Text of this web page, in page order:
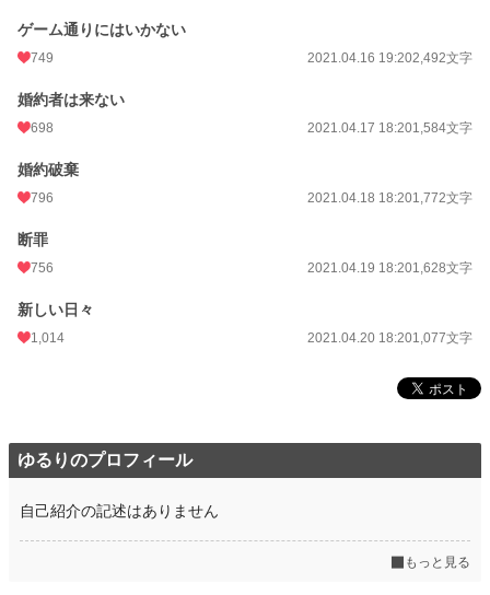
年間ポイント
累計ポイント
ゲーム通りにはいかない
749 2021.04.16 19:202,492文字
婚約者は来ない
698 2021.04.17 18:201,584文字
婚約破棄
796 2021.04.18 18:201,772文字
断罪
756 2021.04.19 18:201,628文字
新しい日々
1,014 2021.04.20 18:201,077文字
ゆるりのプロフィール
自己紹介の記述はありません
もっと見る